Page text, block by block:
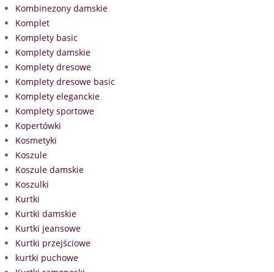
Kombinezony damskie
Komplet
Komplety basic
Komplety damskie
Komplety dresowe
Komplety dresowe basic
Komplety eleganckie
Komplety sportowe
Kopertówki
Kosmetyki
Koszule
Koszule damskie
Koszulki
Kurtki
Kurtki damskie
Kurtki jeansowe
Kurtki przejściowe
kurtki puchowe